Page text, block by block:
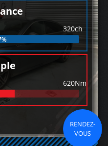
320ch
620Nm
RENDEZ-
VOUS